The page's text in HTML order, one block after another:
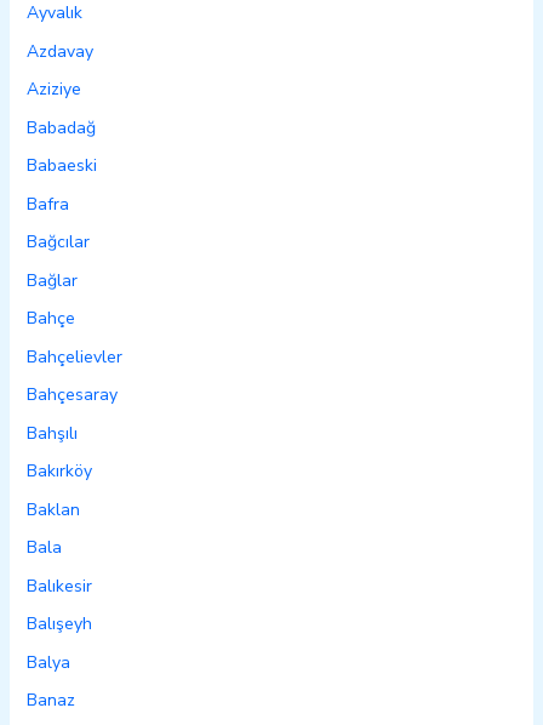
Ayvalık
Azdavay
Aziziye
Babadağ
Babaeski
Bafra
Bağcılar
Bağlar
Bahçe
Bahçelievler
Bahçesaray
Bahşılı
Bakırköy
Baklan
Bala
Balıkesir
Balışeyh
Balya
Banaz